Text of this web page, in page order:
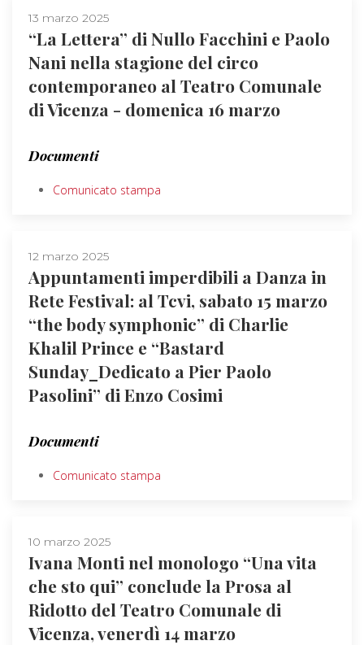
13 marzo 2025
“La Lettera” di Nullo Facchini e Paolo
Nani nella stagione del circo
contemporaneo al Teatro Comunale
di Vicenza - domenica 16 marzo
Documenti
Comunicato stampa
12 marzo 2025
Appuntamenti imperdibili a Danza in
Rete Festival: al Tcvi, sabato 15 marzo
“the body symphonic” di Charlie
Khalil Prince e “Bastard
Sunday_Dedicato a Pier Paolo
Pasolini” di Enzo Cosimi
Documenti
Comunicato stampa
10 marzo 2025
Ivana Monti nel monologo “Una vita
che sto qui” conclude la Prosa al
Ridotto del Teatro Comunale di
Vicenza, venerdì 14 marzo